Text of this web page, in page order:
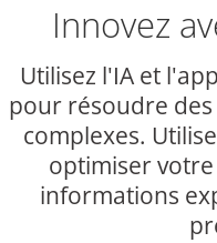
Innovez
Utilisez l'IA et
pour résoudre
complexes.
optimiser
informations